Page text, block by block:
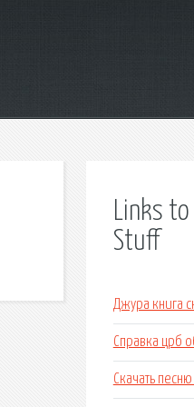
Links
Stuff
Джура книга
Справка црб
Скачать